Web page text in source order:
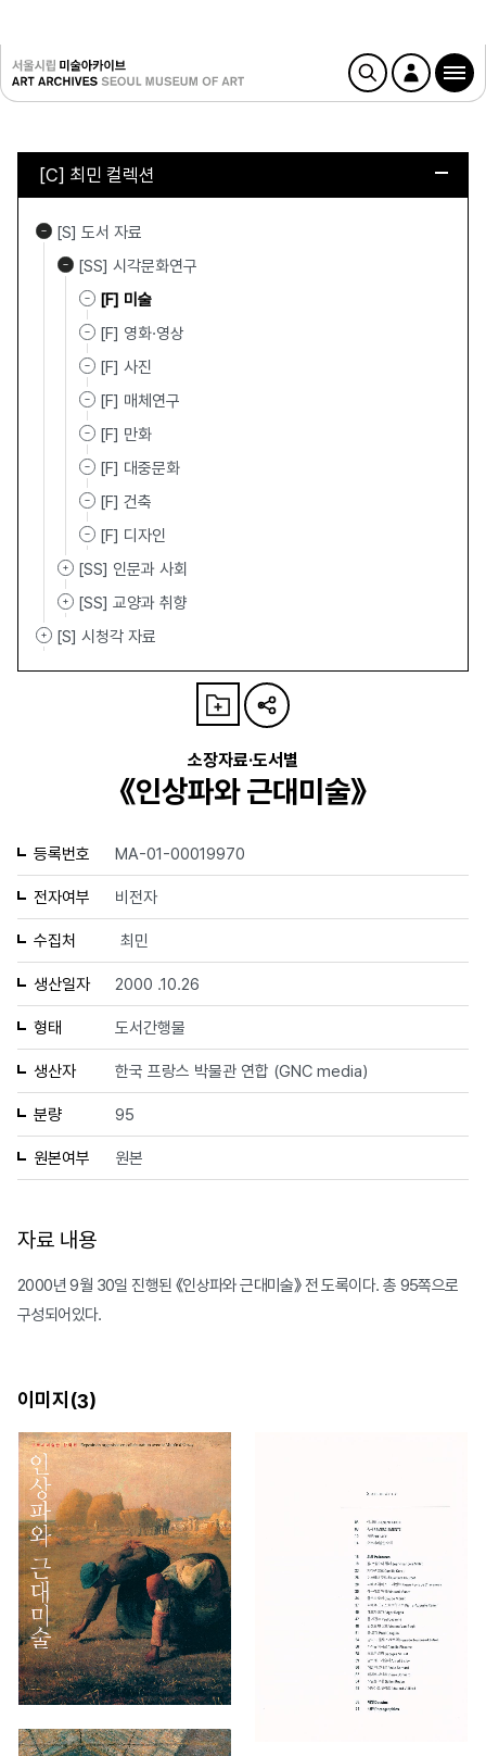
[C] 최민 컬렉션
[S] 도서 자료
[SS] 시각문화연구
[F] 미술
[F] 영화·영상
[F] 사진
[F] 매체연구
[F] 만화
[F] 대중문화
[F] 건축
[F] 디자인
[SS] 인문과 사회
[SS] 교양과 취향
[S] 시청각 자료
소장자료·도서별
《인상파와 근대미술》
등록번호 MA-01-00019970
전자여부 비전자
수집처 최민
생산일자 2000 .10.26
형태 도서간행물
생산자 한국 프랑스 박물관 연합 (GNC media)
분량 95
원본여부 원본
자료 내용
2000년 9월 30일 진행된 《인상파와 근대미술》 전 도록이다. 총 95쪽으로
구성되어있다.
이미지(3)